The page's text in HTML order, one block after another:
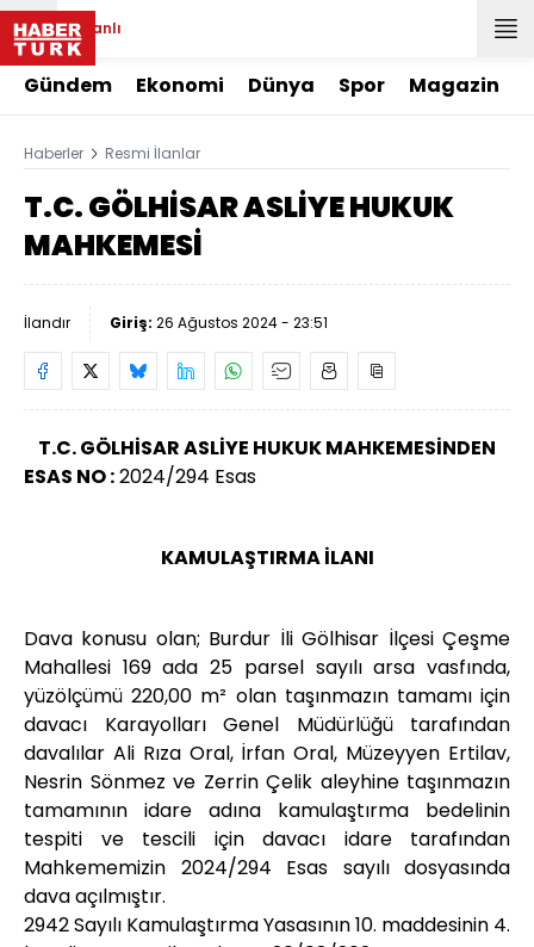
Canlı
Gündem Ekonomi Dünya Spor Magazin
Haberler Resmi İlanlar
T.C. GÖLHİSAR ASLİYE HUKUK
MAHKEMESİ
İlandır Giriş: 26 Ağustos 2024 - 23:51
T.C. GÖLHİSAR ASLİYE HUKUK MAHKEMESİNDEN
ESAS NO :2024/294 Esas
KAMULAŞTIRMA İLANI
Dava konusu olan; Burdur İli Gölhisar İlçesi Çeşme
Mahallesi 169 ada 25 parsel sayılı arsa vasfında,
yüzölçümü 220,00 m² olan taşınmazın tamamı için
davacı Karayolları Genel Müdürlüğü tarafından
davalılar Ali Rıza Oral, İrfan Oral, Müzeyyen Ertilav,
Nesrin Sönmez ve Zerrin Çelik aleyhine taşınmazın
tamamının idare adına kamulaştırma bedelinin
tespiti ve tescili için davacı idare tarafından
Mahkememizin 2024/294 Esas sayılı dosyasında
dava açılmıştır.
2942 Sayılı Kamulaştırma Yasasının 10. maddesinin 4.